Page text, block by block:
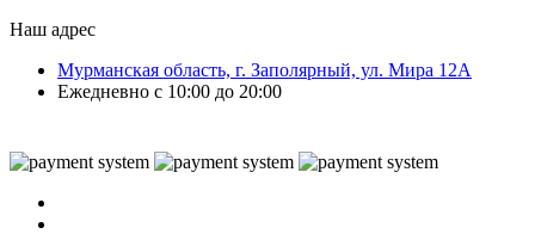
Наш адрес
Мурманская область, г. Заполярный, ул. Мира 12А
Ежедневно с 10:00 до 20:00